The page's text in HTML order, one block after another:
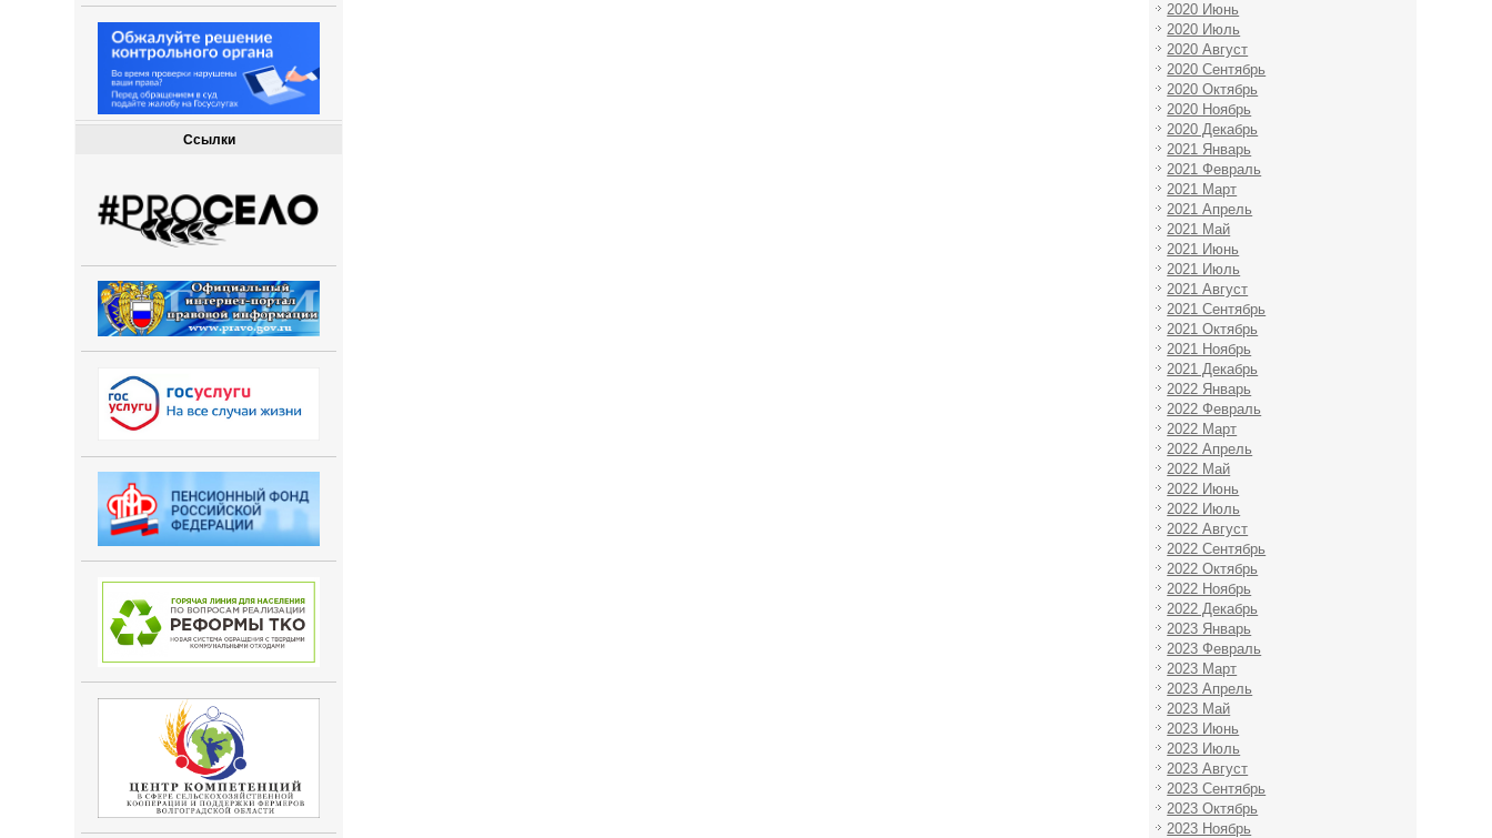
Ссылки
2020 Июнь
2020 Июль
2020 Август
2020 Сентябрь
2020 Октябрь
2020 Ноябрь
2020 Декабрь
2021 Январь
2021 Февраль
2021 Март
2021 Апрель
2021 Май
2021 Июнь
2021 Июль
2021 Август
2021 Сентябрь
2021 Октябрь
2021 Ноябрь
2021 Декабрь
2022 Январь
2022 Февраль
2022 Март
2022 Апрель
2022 Май
2022 Июнь
2022 Июль
2022 Август
2022 Сентябрь
2022 Октябрь
2022 Ноябрь
2022 Декабрь
2023 Январь
2023 Февраль
2023 Март
2023 Апрель
2023 Май
2023 Июнь
2023 Июль
2023 Август
2023 Сентябрь
2023 Октябрь
2023 Ноябрь